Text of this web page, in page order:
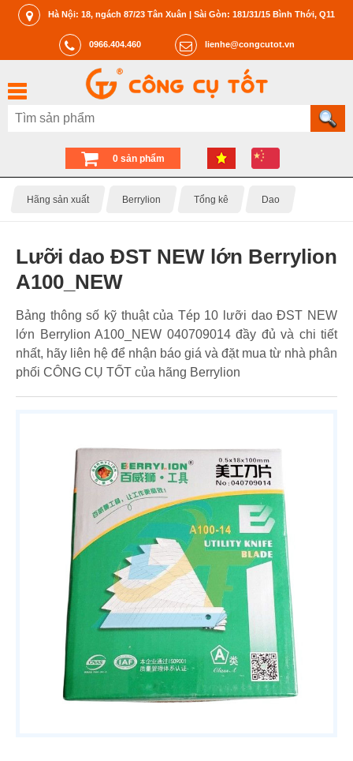
Hà Nội: 18, ngách 87/23 Tân Xuân | Sài Gòn: 181/31/15 Bình Thới, Q11
0966.404.460 lienhe@congcutot.vn
0 sản phẩm
Hãng sản xuất Berrylion Tổng kê Dao
Lưỡi dao ĐST NEW lớn Berrylion
A100_NEW
Bảng thông số kỹ thuật của Tép 10 lưỡi dao ĐST NEW
lớn Berrylion A100_NEW 040709014 đầy đủ và chi tiết
nhất, hãy liên hệ để nhận báo giá và đặt mua từ nhà phân
phối CÔNG CỤ TỐT của hãng Berrylion